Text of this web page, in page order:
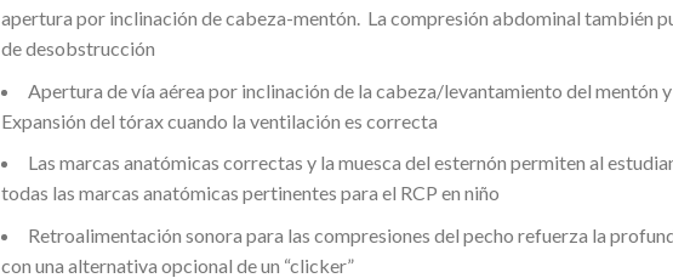
apertura por inclinación de cabeza-mentón. La compresión abdominal también
de desobstrucción
Apertura de vía aérea por inclinación de la cabeza/levantamiento del mentón y
Expansión del tórax cuando la ventilación es correcta
Las marcas anatómicas correctas y la muesca del esternón permiten al
todas las marcas anatómicas pertinentes para el RCP en niño
Retroalimentación sonora para las compresiones del pecho refuerza la
con una alternativa opcional de un “clicker”